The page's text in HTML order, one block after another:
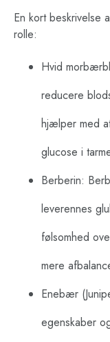
En kort beskrivelse
rolle:
Hvid
reducere
hjælper med
glucose i
Berberin:
leverennes
følsomhed
mere
Enebær
egenskaber